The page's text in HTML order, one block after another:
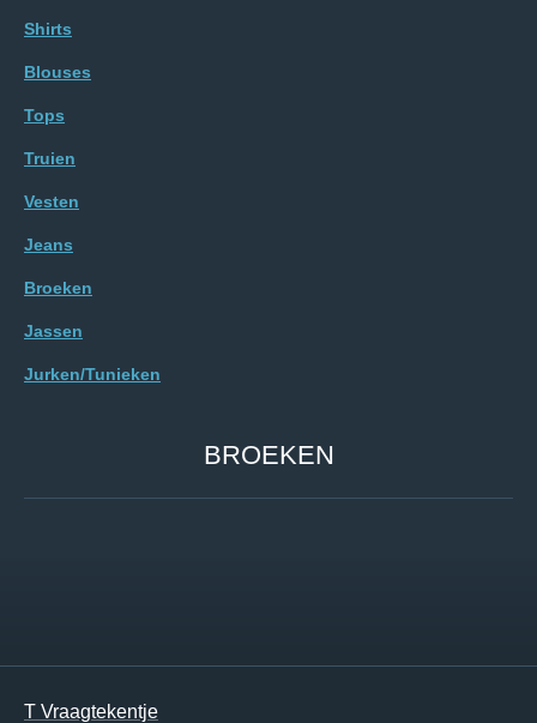
Shirts
Blouses
Tops
Truien
Vesten
Jeans
Broeken
Jassen
Jurken/Tunieken
BROEKEN
T Vraagtekentje